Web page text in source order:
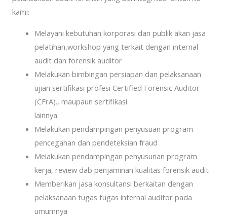
kami:
Melayani kebutuhan korporasi dan publik akan jasa
pelatihan,workshop yang terkait dengan internal
audit dan forensik auditor
Melakukan bimbingan persiapan dan pelaksanaan
ujian sertifikasi profesi Certified Forensic Auditor
(CFrA)., maupaun sertifikasi
lainnya
Melakukan pendampingan penyusuan program
pencegahan dan pendeteksian fraud
Melakukan pendampingan penyusunan program
kerja, review dab penjaminan kualitas forensik audit
Memberikan jasa konsultansi berkaitan dengan
pelaksanaan tugas tugas internal auditor pada
umumnya